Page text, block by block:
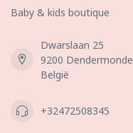
Baby & kids boutique
Dwarslaan 25
9200 Dendermonde
België
+32472508345